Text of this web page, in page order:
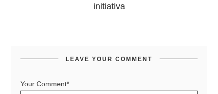
initiativa
LEAVE YOUR COMMENT
Your Comment*